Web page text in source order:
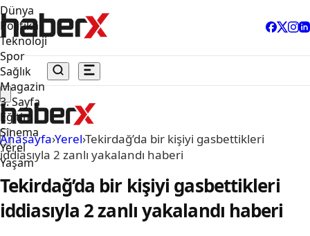
Dünya
Politika
Teknoloji
Spor
Sağlık
Magazin
3. Sayfa
Eğitim
Sinema
Yerel
Yaşam
Anasayfa›Yerel›Tekirdağ’da bir kişiyi gasbettikleri
iddiasıyla 2 zanlı yakalandı haberi
Tekirdağ’da bir kişiyi gasbettikleri
iddiasıyla 2 zanlı yakalandı haberi